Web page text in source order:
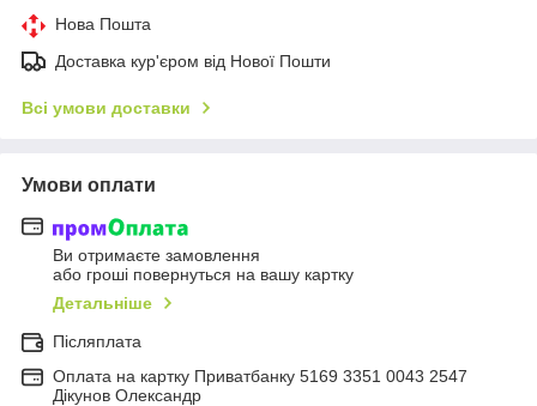
Нова Пошта
Доставка кур'єром від Нової Пошти
Всі умови доставки
Умови оплати
Ви отримаєте замовлення
або гроші повернуться на вашу картку
Детальніше
Післяплата
Оплата на картку Приватбанку 5169 3351 0043 2547
Дікунов Олександр